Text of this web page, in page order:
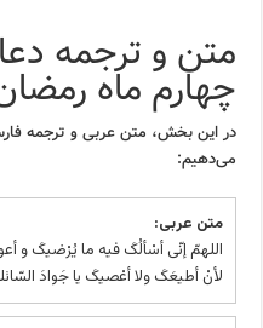
متن و ترجمه
چهارم ماه
در این بخش، متن عربی و ترجمه
می‌دهیم:
متن عربی:
اللهمّ إنّی أسْألُکَ فیه ما یُرْضیکَ و
لأنْ أطیعَکَ ولا أعْصیکَ یا جَوادَ